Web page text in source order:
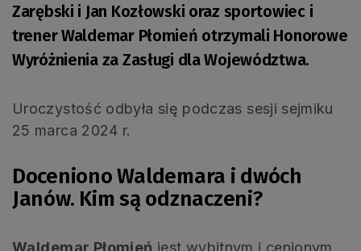
Zarębski i Jan Kozłowski oraz sportowiec i
trener Waldemar Płomień otrzymali Honorowe
Wyróżnienia za Zasługi dla Województwa.
Uroczystość odbyła się podczas sesji sejmiku
25 marca 2024 r.
Doceniono Waldemara i dwóch
Janów. Kim są odznaczeni?
Waldemar Płomień jest wybitnym i cenionym